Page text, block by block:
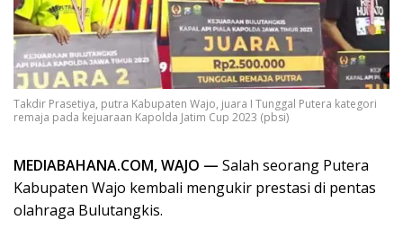
Takdir Prasetiya, putra Kabupaten Wajo, juara I Tunggal Putera kategori
remaja pada kejuaraan Kapolda Jatim Cup 2023 (pbsi)
MEDIABAHANA.COM, WAJO — Salah seorang Putera
Kabupaten Wajo kembali mengukir prestasi di pentas
olahraga Bulutangkis.